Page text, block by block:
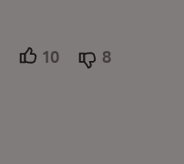
10 Unterstützer.
8